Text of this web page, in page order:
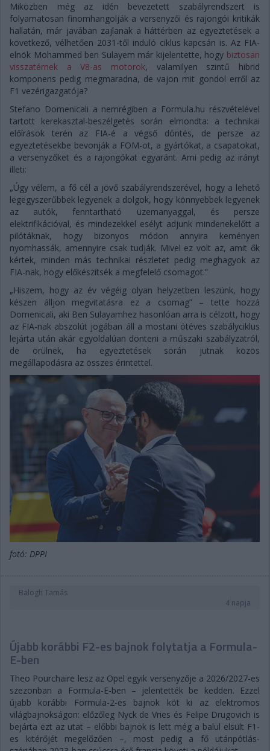
Miközben még az idén bevezetett szabályrendszert is
folyamatosan finomhangolják a versenyzői és rajongói kritikák
hallatán, már javában zajlanak a háttérben az egyeztetések a
következő, vélhetően 2031-től induló ciklus kapcsán is. Az FIA-
elnök Mohammed ben Sulayem már kijelentette, hogy biztosan
visszatérnek a V8-as motorok, valamilyen szintű hibrid
komponens pedig megmaradna, de vajon mit gondol erről az
F1 vezérigazgatója?
Stefano Domenicali a nemrégiben a Formula.hu részvételével
tartott kerekasztal-beszélgetés során elmondta: a technikai
előírások terén az FIA-é a végső döntés, de persze az
egyeztetésekbe bevonják a FOM-ot, a gyártókat, a csapatokat,
a versenyzőket és a rajongókat egyaránt. Ami pedig az irányt
illeti:
„Úgy vélem, a fő cél a jövő szabályrendszerével, hogy a lehető
legegyszerűbbek legyenek a dolgok, hogy könnyebbek legyenek
az autók, fenntartható üzemanyaggal, és persze
elektrifikációval, és mindezekkel esélyt adjunk mindenekelőtt a
pilótáknak, hogy bizonyos módon annyira keményen
nyomhassák, amennyire csak tudják. Mivel ez volt az, amit ők
kértek, minden más technikai részletet pedig meghagyok az
FIA-nak, hogy előkészítsék a megfelelő csomagot.”
„Hiszem, hogy az év végéig olyan helyzetben leszünk, hogy
készen álljon megvitatásra ez a csomag” – tette hozzá
Domenicali, aki Ben Sulayamhez hasonlóan arra is célzott, hogy
az FIA-nak abszolút jogában áll a mostani ötéves szabályciklus
lejárta után akár egyoldalúan dönteni a műszaki szabályzatról,
de örülnek, ha egyeztetések során jutnak közös
megállapodásra az összes érintettel.
fotó: DPPI
Balogh Tamás
4 napja
Újabb korábbi F2-es bajnok folytatja a Formula-
E-ben
Theo Pourchaire lesz az Opel egyik versenyzője a 2026/2027-es
szezonban a Formula-E-ben – jelentették be kedden. Ezzel
újabb korábbi Formula-2-es bajnok köt ki az elektromos
világbajnokságon: előzőleg Nyck de Vries és Felipe Drugovich is
bejárta ezt az utat – előbbi bajnok is lett még a balul elsült F1-
es kitérőjét megelőzően –, most pedig a fő utánpótlás-